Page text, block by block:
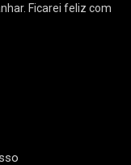
Ficarei feliz com